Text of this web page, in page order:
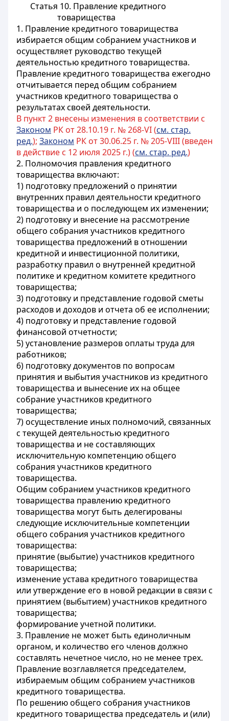
Статья 10. Правление кредитного
товарищества
1. Правление кредитного товарищества
избирается общим собранием участников и
осуществляет руководство текущей
деятельностью кредитного товарищества.
Правление кредитного товарищества ежегодно
отчитывается перед общим собранием
участников кредитного товарищества о
результатах своей деятельности.
В пункт 2 внесены изменения в соответствии с
Законом РК от 28.10.19 г. № 268-VI (см. стар.
ред.); Законом РК от 30.06.25 г. № 205-VIII (введен
в действие с 12 июля 2025 г.) (см. стар. ред.)
2. Полномочия правления кредитного
товарищества включают:
1) подготовку предложений о принятии
внутренних правил деятельности кредитного
товарищества и о последующем их изменении;
2) подготовку и внесение на рассмотрение
общего собрания участников кредитного
товарищества предложений в отношении
кредитной и инвестиционной политики,
разработку правил о внутренней кредитной
политике и кредитном комитете кредитного
товарищества;
3) подготовку и представление годовой сметы
расходов и доходов и отчета об ее исполнении;
4) подготовку и представление годовой
финансовой отчетности;
5) установление размеров оплаты труда для
работников;
6) подготовку документов по вопросам
принятия и выбытия участников из кредитного
товарищества и вынесение их на общее
собрание участников кредитного
товарищества;
7) осуществление иных полномочий, связанных
с текущей деятельностью кредитного
товарищества и не составляющих
исключительную компетенцию общего
собрания участников кредитного
товарищества.
Общим собранием участников кредитного
товарищества правлению кредитного
товарищества могут быть делегированы
следующие исключительные компетенции
общего собрания участников кредитного
товарищества:
принятие (выбытие) участников кредитного
товарищества;
изменение устава кредитного товарищества
или утверждение его в новой редакции в связи с
принятием (выбытием) участников кредитного
товарищества;
формирование учетной политики.
3. Правление не может быть единоличным
органом, и количество его членов должно
составлять нечетное число, но не менее трех.
Правление возглавляется председателем,
избираемым общим собранием участников
кредитного товарищества.
По решению общего собрания участников
кредитного товарищества председатель и (или)